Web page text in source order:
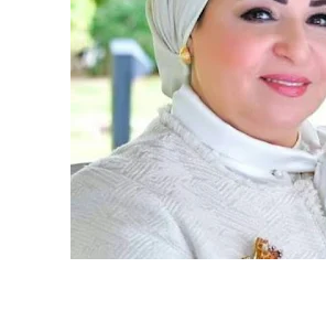
القليوبية
الجيزة
الاسكندرية
الدقهلية
سوهاج
أسيوط